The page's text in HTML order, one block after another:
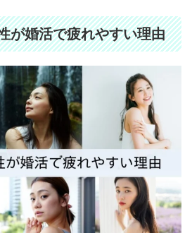
が婚活で疲れやすい理由